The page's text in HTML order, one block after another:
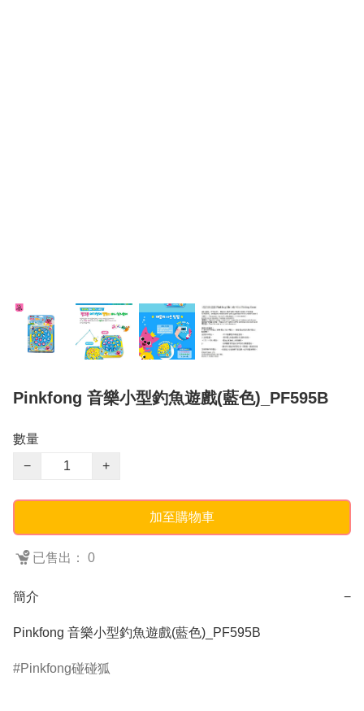
Pinkfong 音樂小型釣魚遊戲(藍色)_PF595B
數量
−
+
加至購物車
已售出： 0
簡介 −
Pinkfong 音樂小型釣魚遊戲(藍色)_PF595B
Pinkfong碰碰狐